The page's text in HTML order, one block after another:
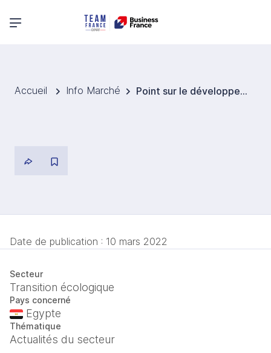
Menu principal
Accueil Info Marché Point sur le développement embryonnaire du marché des véhicules électriques
Date de publication : 10 mars 2022
Secteur
Transition écologique
Pays concerné
Egypte
Thématique
Actualités du secteur